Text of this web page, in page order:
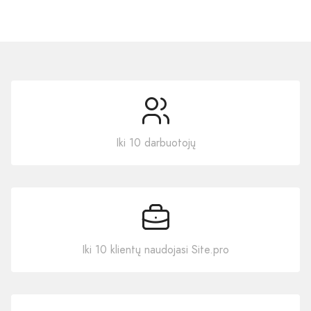
Iki 10 darbuotojų
Iki 10 klientų naudojasi Site.pro